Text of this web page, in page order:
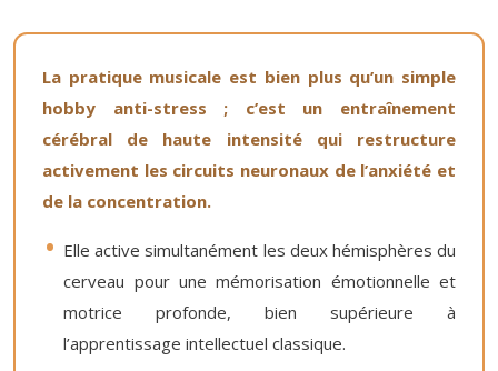
La pratique musicale est bien plus qu’un simple
hobby anti-stress ; c’est un entraînement
cérébral de haute intensité qui restructure
activement les circuits neuronaux de l’anxiété et
de la concentration.
Elle active simultanément les deux hémisphères du
cerveau pour une mémorisation émotionnelle et
motrice profonde, bien supérieure à
l’apprentissage intellectuel classique.